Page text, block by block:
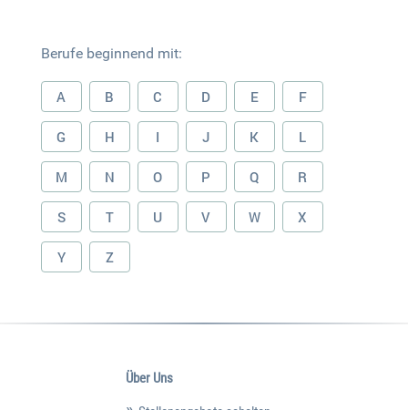
Berufe beginnend mit:
A B C D E F
G H I J K L
M N O P Q R
S T U V W X
Y Z
Über Uns